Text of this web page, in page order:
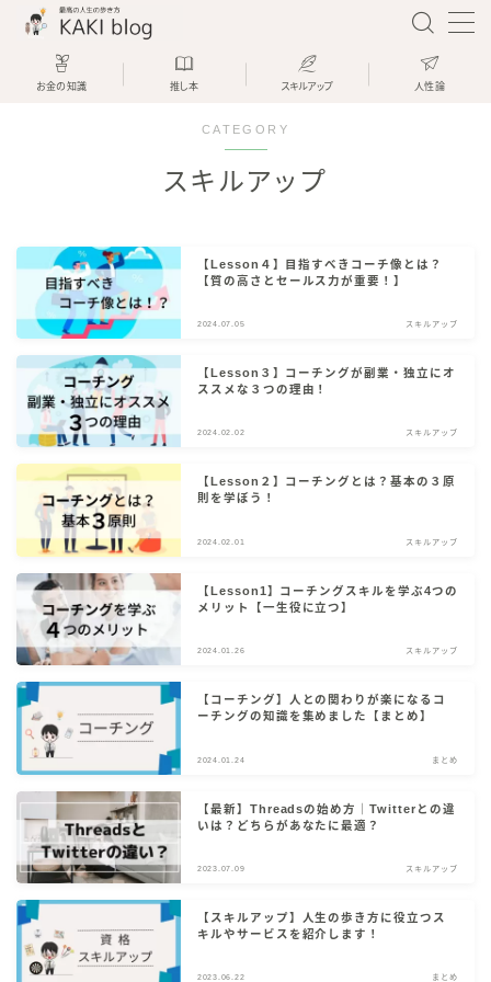
資産運用と薬剤師とブログで生きてい
るKAKIです
「資産運用をして楽しく生きる方法」
を分かりやすく解説します
今日が人生で一番若い日です
ぜひ一緒に人生を楽しんでいきましょ
う！
☆←KAKIのプロフィール
まとめ
推し本
資産形成
スキルアップ
人生論
お金の知識 推し本 スキルアップ 人性論
CATEGORY
スキルアップ
【Lesson４】目指すべきコーチ像とは？
【質の高さとセールス力が重要！】
2024.07.05 スキルアップ
【Lesson３】コーチングが副業・独立にオ
ススメな３つの理由！
2024.02.02 スキルアップ
【Lesson２】コーチングとは？基本の３原
則を学ぼう！
2024.02.01 スキルアップ
【Lesson1】コーチングスキルを学ぶ4つの
メリット【一生役に立つ】
2024.01.26 スキルアップ
【コーチング】人との関わりが楽になるコ
ーチングの知識を集めました【まとめ】
2024.01.24 まとめ
【最新】Threadsの始め方｜Twitterとの違
いは？どちらがあなたに最適？
2023.07.09 スキルアップ
【スキルアップ】人生の歩き方に役立つス
キルやサービスを紹介します！
2023.06.22 まとめ